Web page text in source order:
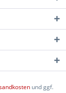
und ggf.